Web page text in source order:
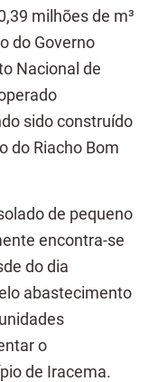
milhões de m³
do Governo
Nacional de
sido construído
do Riacho Bom
de pequeno
encontra-se
do dia
abastecimento
o
de Iracema.